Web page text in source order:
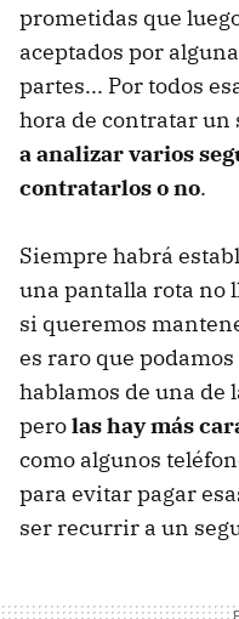
prometidas que
aceptados por
partes... Por todos
hora de contratar un
a analizar varios
contratarlos o no.
Siempre habrá
una pantalla rota no
si queremos
es raro que
hablamos de una de
perolas hay más
como algunos
para evitar pagar
ser recurrir a un